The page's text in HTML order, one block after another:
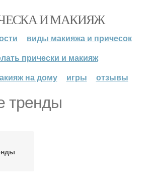
И МАКИЯЖ
виды макияжа и причесок
прически и макияж
на дому
игры отзывы
тренды